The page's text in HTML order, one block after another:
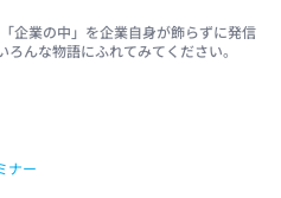
企業の中」を企業自身が飾らずに発信
んな物語にふれてみてください。
ナー